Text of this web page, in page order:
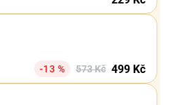
-13 % 573 Kč 499 Kč